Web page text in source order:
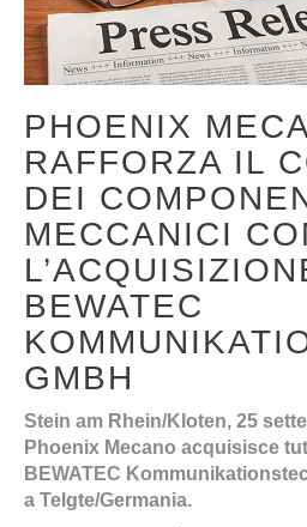
PHOENIX
RAFFORZA IL
DEI
MECCANICI
BEWATEC
GMBH
Stein am Rhein/Kloten, 25
Phoenix Mecano acquisisce
BEWATEC
a Telgte/Germania.